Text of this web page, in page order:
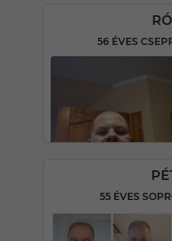
56 ÉVES
55 ÉVES